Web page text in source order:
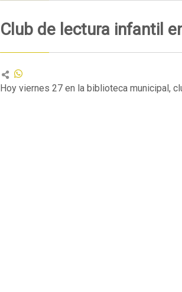
Club de lectura infantil
Hoy viernes 27 en la biblioteca municipal,